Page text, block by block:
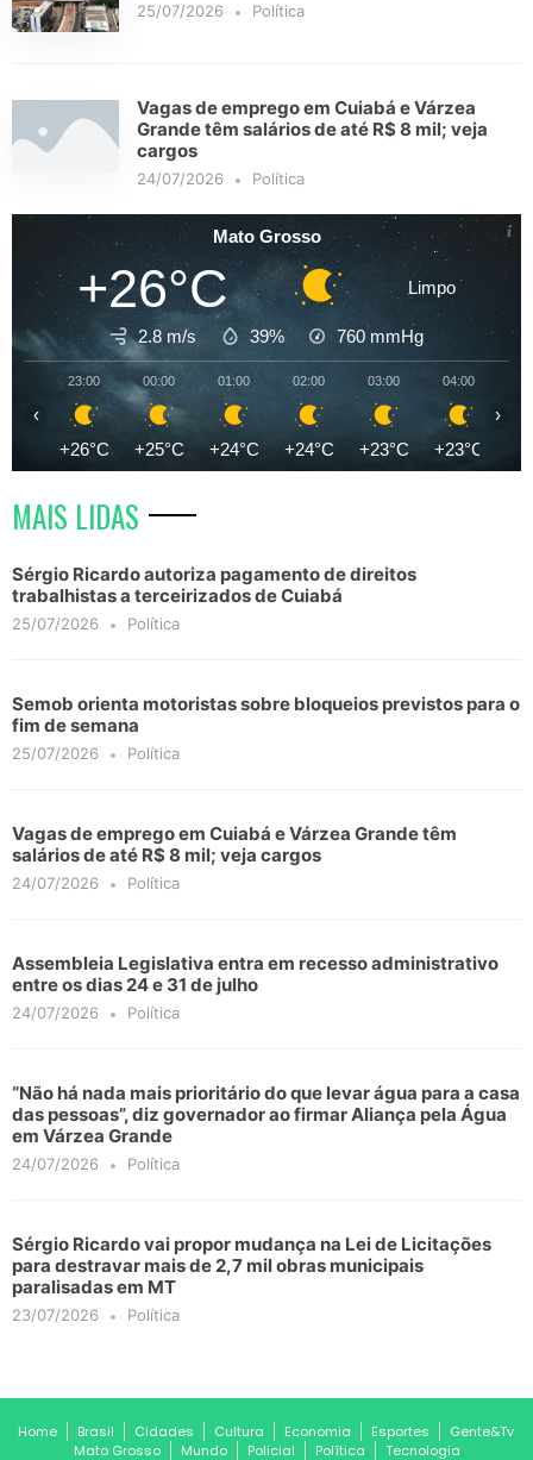
25/07/2026 Política
Vagas de emprego em Cuiabá e Várzea
Grande têm salários de até R$ 8 mil; veja
cargos
24/07/2026 Política
Mato Grosso
+26°C Limpo
2.8 m/s 39% 760 mmHg
23:00
+26°C
00:00
+25°C
01:00
+24°C
02:00
+24°C
03:00
+23°C
04:00
+23°C
‹ ›
MAIS LIDAS
Sérgio Ricardo autoriza pagamento de direitos
trabalhistas a terceirizados de Cuiabá
25/07/2026 Política
Semob orienta motoristas sobre bloqueios previstos para o
fim de semana
25/07/2026 Política
Vagas de emprego em Cuiabá e Várzea Grande têm
salários de até R$ 8 mil; veja cargos
24/07/2026 Política
Assembleia Legislativa entra em recesso administrativo
entre os dias 24 e 31 de julho
24/07/2026 Política
“Não há nada mais prioritário do que levar água para a casa
das pessoas”, diz governador ao firmar Aliança pela Água
em Várzea Grande
24/07/2026 Política
Sérgio Ricardo vai propor mudança na Lei de Licitações
para destravar mais de 2,7 mil obras municipais
paralisadas em MT
23/07/2026 Política
Home Brasil Cidades Cultura Economia Esportes
Gente&Tv
Mato Grosso
Mundo Policial Política Tecnologia